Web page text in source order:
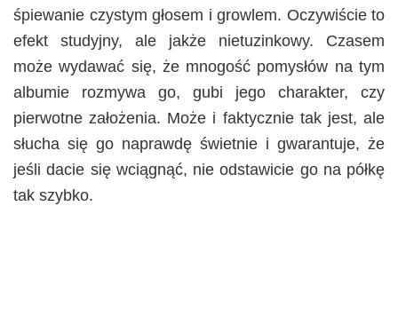
śpiewanie czystym głosem i growlem. Oczywiście to
efekt studyjny, ale jakże nietuzinkowy. Czasem
może wydawać się, że mnogość pomysłów na tym
albumie rozmywa go, gubi jego charakter, czy
pierwotne założenia. Może i faktycznie tak jest, ale
słucha się go naprawdę świetnie i gwarantuje, że
jeśli dacie się wciągnąć, nie odstawicie go na półkę
tak szybko.